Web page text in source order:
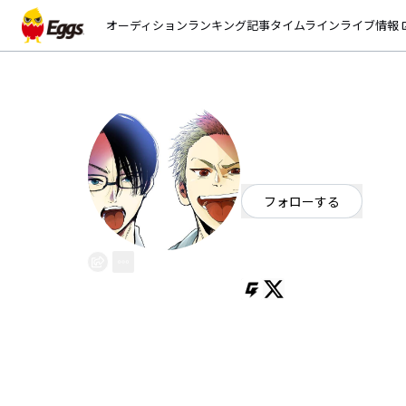
オーディションランキング記事タイムラインライブ情報
フォローする